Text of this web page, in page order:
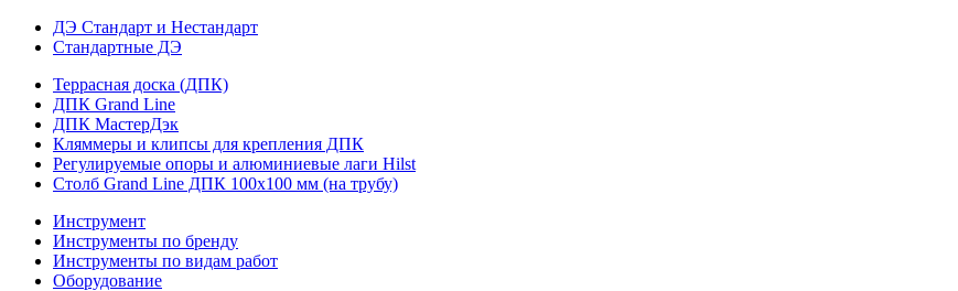
ДЭ Стандарт и Нестандарт
Стандартные ДЭ
Террасная доска (ДПК)
ДПК Grand Line
ДПК МастерДэк
Кляммеры и клипсы для крепления ДПК
Регулируемые опоры и алюминиевые лаги Hilst
Столб Grand Line ДПК 100х100 мм (на трубу)
Инструмент
Инструменты по бренду
Инструменты по видам работ
Оборудование